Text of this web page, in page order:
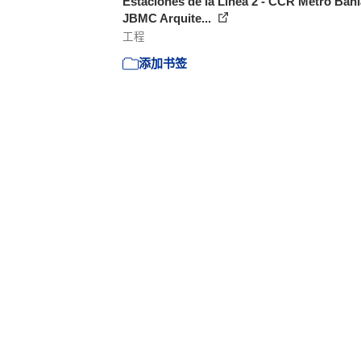
JBMC Arquite...
工程
添加书签